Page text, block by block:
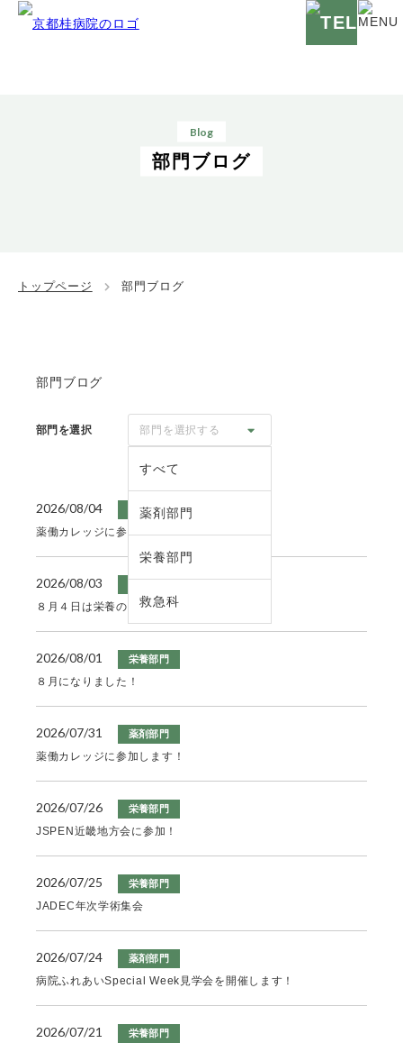
Blog
部門ブログ
トップページ 部門ブログ
部門ブログ
部門を選択 部門を選択する
すべて
薬剤部門
栄養部門
救急科
2026/08/04 薬剤部門
薬働カレッジに参加しました！
2026/08/03
８月４日は栄養の日！
2026/08/01 栄養部門
８月になりました！
2026/07/31 薬剤部門
薬働カレッジに参加します！
2026/07/26 栄養部門
JSPEN近畿地方会に参加！
2026/07/25 栄養部門
JADEC年次学術集会
2026/07/24 薬剤部門
病院ふれあいSpecial Week見学会を開催します！
2026/07/21 栄養部門